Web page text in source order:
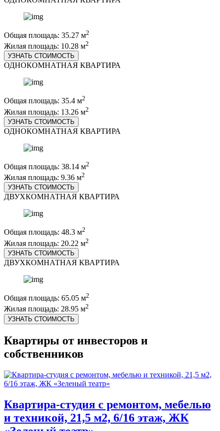
Общая площадь: 35.27 м2
Жилая площадь: 10.28 м2
УЗНАТЬ СТОИМОСТЬ
ОДНОКОМНАТНАЯ КВАРТИРА
Общая площадь: 35.4 м2
Жилая площадь: 13.26 м2
УЗНАТЬ СТОИМОСТЬ
ОДНОКОМНАТНАЯ КВАРТИРА
Общая площадь: 38.14 м2
Жилая площадь: 9.36 м2
УЗНАТЬ СТОИМОСТЬ
ДВУХКОМНАТНАЯ КВАРТИРА
Общая площадь: 48.3 м2
Жилая площадь: 20.22 м2
УЗНАТЬ СТОИМОСТЬ
ДВУХКОМНАТНАЯ КВАРТИРА
Общая площадь: 65.05 м2
Жилая площадь: 28.95 м2
УЗНАТЬ СТОИМОСТЬ
Квартиры от инвесторов и
собственников
Квартира-студия с ремонтом, мебелью
и техникой, 21,5 м2, 6/16 этаж, ЖК